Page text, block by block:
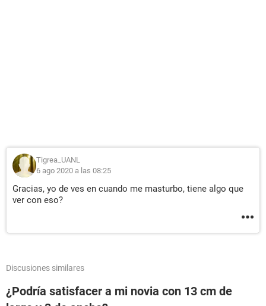
Tigrea_UANL
6 ago 2020 a las 08:25
Gracias, yo de ves en cuando me masturbo, tiene algo que
ver con eso?
Discusiones similares
¿Podría satisfacer a mi novia con 13 cm de